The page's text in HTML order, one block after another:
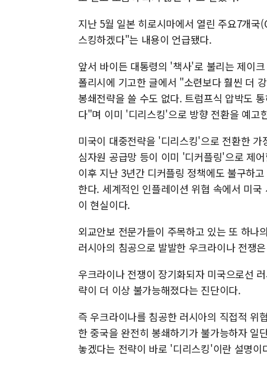
지난 5월 일본 히로시마에서 열린 주요7개
스킹하겠다"는 내용이 언급됐다.
앞서 바이든 대통령의 '책사'로 불리는 제이
폴리시에 기고한 글에서 "소련보다 훨씬 더
봉쇄전략을 쓸 수도 없다. 트럼프식 압박도
다"며 이미 '디리스킹'으로 방향 전환을 예고
미국이 대중전략을 '디리스킹'으로 전환한
심자원 공급망 등이 이미 '디커플링'으로 제
이후 지난 3년간 디커플링 정책에도 불구하
한다. 세계적인 인플레이션 위협 속에서 미
이 현실이다.
외교안보 전문가들이 주목하고 있는 또 하나
러시아의 침공으로 발발한 우크라이나 전쟁
우크라이나 전쟁이 장기화되자 미국으로선
략이 더 이상 불가능해졌다는 진단이다.
즉 우크라이나를 침공한 러시아의 직접적 위
한 중국을 완전히 봉쇄하기가 불가능하자 일
놓겠다는 전략이 바로 '디리스킹'이란 설명이